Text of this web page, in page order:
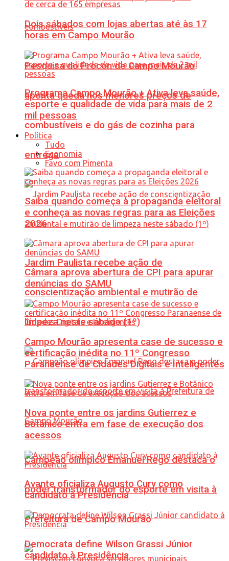
Pesquisa do Procon de Campo Mourão
aponta queda nos menores preços de
combustíveis e do gás de cozinha para
entrega
Jardim Paulista recebe ação de
conscientização ambiental e mutirão de
limpeza neste sábado (1º)
Campeão olímpico Emanuel Rego destaca o
poder transformador do esporte em visita à
Prefeitura de Campo Mourão
Dois sábados com lojas abertas até às 17
horas em Campo Mourão
Programa Campo Mourão + Ativa leva saúde,
esporte e qualidade de vida para mais de 2
mil pessoas
Política
Tudo
Economia
Favo com Pimenta
Saiba quando começa a propaganda eleitoral
e conheça as novas regras para as Eleições
2026
Câmara aprova abertura de CPI para apurar
denúncias do SAMU
Campo Mourão apresenta case de sucesso e
certificação inédita no 11º Congresso
Paranaense de Cidades Digitais e Inteligentes
Nova ponte entre os jardins Gutierrez e
Botânico entra em fase de execução dos
acessos
Avante oficializa Augusto Cury como
candidato à Presidência
Democrata define Wilson Grassi Júnior
candidato à Presidência